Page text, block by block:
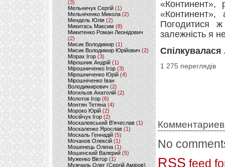
(3)
Мельничук Сергій (1)
Мельніченко Микола (2)
Мендель Юлія (2)
Микитась Максим (8)
Микитенко Роман Леонідович
(2)
Мисик Володимир (1)
Мисик Володимир Юрійович(2)
Мізрах Ігор(3)
Мірошник Андрій(1)
Мірошниченко Ігор (3)
Мірошниченко Юрій(4)
Мірошніченко Іван
Володимирович (2)
Могильов Анатолій (2)
Молоток Ігор (6)
Монтян Тетяна (4)
Мороко Юрій(2)
Мосійчук Ігор (2)
Москалевський В'ячеслав (1)
Москаленко Ярослав (1)
Москаль Геннадій (5)
Мочанов Олексій(1)
Мошенець Олена(1)
Мошенский Валерий (5)
Муженко Віктор (1)
Мужчиль Олег (Сергій Аміров)
«Континент»,
Погодитися
залежність я
1 275 переглядів
No
RSS feed